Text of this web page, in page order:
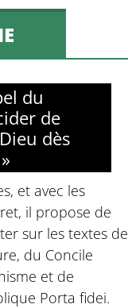
du
de
dès
et avec les
il propose de
sur les textes de
du Concile
et de
Porta fidei.